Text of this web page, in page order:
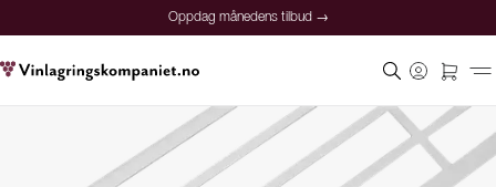
Oppdag månedens tilbud →